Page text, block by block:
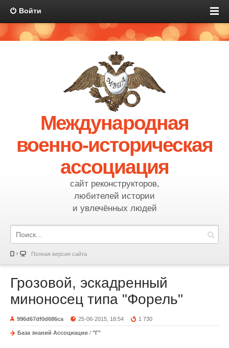
Войти
Международная
военно-историческая
ассоциация
сайт реконструкторов,
любителей истории
и увлечённых людей
Полная версия сайта
Грозовой, эскадренный
миноносец типа "Форель"
996d67df0d686ca 25-06-2015, 18:54 1 730
База знаний Ассоциации / "Г"